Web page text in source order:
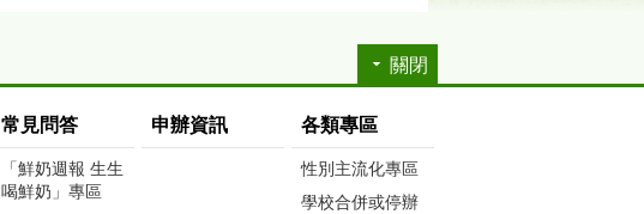
關閉
常見問答
「鮮奶週報 生生
喝鮮奶」專區
申辦資訊 各類專區
性別主流化專區
學校合併或停辦